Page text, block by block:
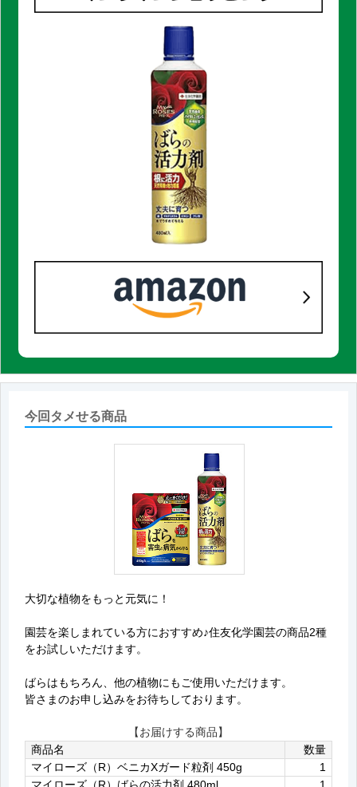
今回タメせる商品
大切な植物をもっと元気に！
園芸を楽しまれている方におすすめ♪住友化学園芸の商品2種
をお試しいただけます。
ばらはもちろん、他の植物にもご使用いただけます。
皆さまのお申し込みをお待ちしております。
【お届けする商品】
商品名
数量
マイローズ（R）ベニカXガード粒剤 450g
1
マイローズ（R）ばらの活力剤 480ml
1